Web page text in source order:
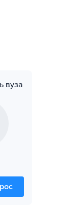
вуза